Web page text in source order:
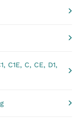
C1E, C, CE, D1,